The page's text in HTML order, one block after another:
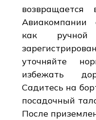
возвращается
Авиакомпании
как
уточняйте
избежать
Садитесь на
посадочный
После